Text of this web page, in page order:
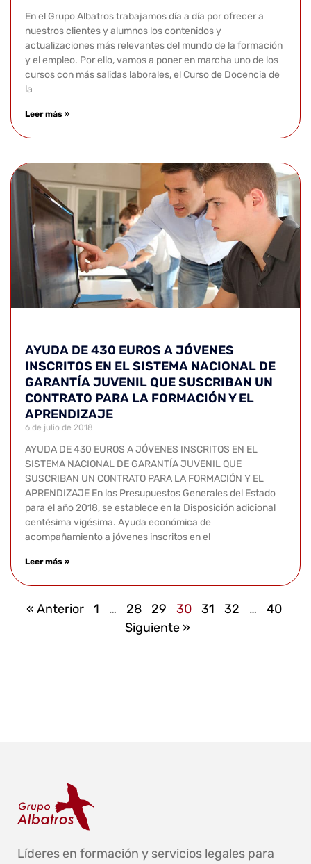
En el Grupo Albatros trabajamos día a día por ofrecer a
nuestros clientes y alumnos los contenidos y
actualizaciones más relevantes del mundo de la formación
y el empleo. Por ello, vamos a poner en marcha uno de los
cursos con más salidas laborales, el Curso de Docencia de
la
Leer más »
AYUDA DE 430 EUROS A JÓVENES
INSCRITOS EN EL SISTEMA NACIONAL DE
GARANTÍA JUVENIL QUE SUSCRIBAN UN
CONTRATO PARA LA FORMACIÓN Y EL
APRENDIZAJE
6 de julio de 2018
AYUDA DE 430 EUROS A JÓVENES INSCRITOS EN EL
SISTEMA NACIONAL DE GARANTÍA JUVENIL QUE
SUSCRIBAN UN CONTRATO PARA LA FORMACIÓN Y EL
APRENDIZAJE En los Presupuestos Generales del Estado
para el año 2018, se establece en la Disposición adicional
centésima vigésima. Ayuda económica de
acompañamiento a jóvenes inscritos en el
Leer más »
« Anterior 1 … 28 29 30 31 32 …
40
Siguiente »
Líderes en formación y servicios legales para